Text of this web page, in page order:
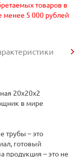
товаров в
менее 5 000 рублей
20х20х2
в мире
трубы – это
готовый
– это не